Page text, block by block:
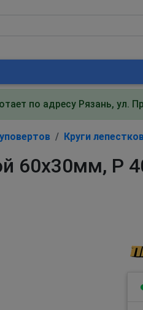
по адресу Рязань, ул.
Круги
60х30мм, P